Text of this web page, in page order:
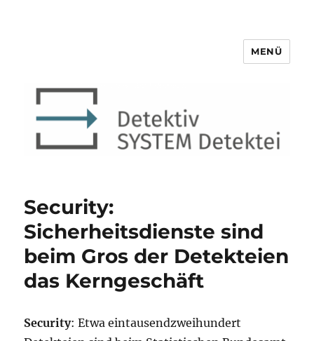
Detektiv SYSTEM Detektei ®
MENÜ
Security:
Sicherheitsdienste sind
beim Gros der Detekteien
das Kerngeschäft
Security: Etwa eintausendzweihundert